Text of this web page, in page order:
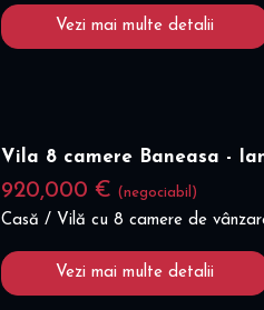
Vezi mai multe detalii
Vila 8 camere Baneasa -
920,000 € (negociabil)
Casă / Vilă cu 8 camere de
Vezi mai multe detalii